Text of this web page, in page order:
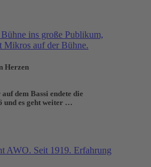
Herzen
dem Bassi endete die
und es geht weiter …